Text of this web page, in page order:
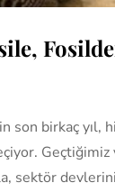
birkaç yıl,
sektör